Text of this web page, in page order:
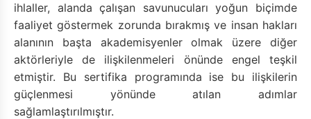
ihlaller, alanda çalışan savunucuları yoğun biçimde
faaliyet göstermek zorunda bırakmış ve insan hakları
alanının başta akademisyenler olmak üzere diğer
aktörleriyle de ilişkilenmeleri önünde engel teşkil
etmiştir. Bu sertifika programında ise bu ilişkilerin
güçlenmesi yönünde atılan adımlar
sağlamlaştırılmıştır.